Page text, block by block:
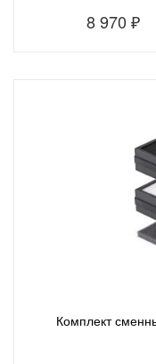
8 970₽
Комплект